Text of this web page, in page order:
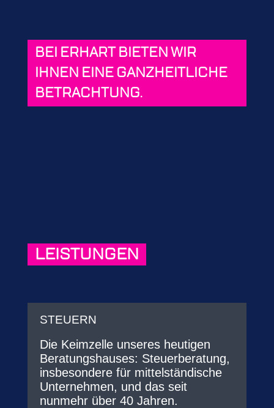
BEI ERHART BIETEN WIR
IHNEN EINE GANZHEITLICHE
BETRACHTUNG.
LEISTUNGEN
STEUERN
Die Keimzelle unseres heutigen
Beratungshauses: Steuerberatung,
insbesondere für mittelständische
Unternehmen, und das seit
nunmehr über 40 Jahren.